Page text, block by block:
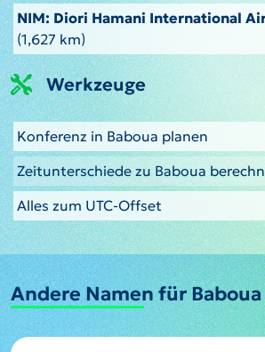
NIM: Diori Hamani International
(1,627 km)
Werkzeuge
Konferenz in Baboua planen
Zeitunterschiede zu Baboua
Alles zum UTC-Offset
Andere Namen für Baboua